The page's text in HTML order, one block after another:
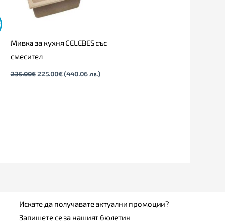
Мивка за кухня CELEBES със
смесител
235.00€ 225.00€ (440.06 лв.)
Искате да получавате актуални промоции?
Запишете се за нашият бюлетин